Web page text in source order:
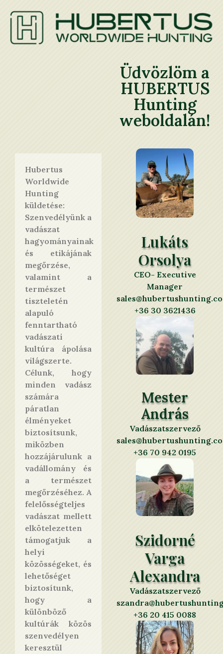
Üdvözlöm a
HUBERTUS
Hunting
weboldalán!
Hubertus
Worldwide
Hunting
küldetése:
Szenvedélyünk a
vadászat
hagyományainak
és etikájának
megőrzése,
valamint a
természet
tiszteletén
alapuló
fenntartható
vadászati
kultúra ápolása
világszerte.
Célunk, hogy
minden vadász
számára
páratlan
élményeket
biztosítsunk,
miközben
hozzájárulunk a
vadállomány és
a természet
megőrzéséhez. A
felelősségteljes
vadászat mellett
elkötelezetten
támogatjuk a
helyi
közösségeket, és
lehetőséget
biztosítunk,
hogy a
különböző
kultúrák közös
szenvedélyen
keresztül
Lukáts
Orsolya
CEO- Executive
Manager
+36 30 3621436
Mester
András
Vadászatszervező
+36 70 942 0195
Szidorné
Varga
Alexandra
Vadászatszervező
+36 20 415 0088